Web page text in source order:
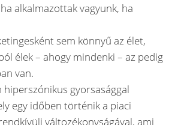
alkalmazottak vagyunk, ha
sem könnyű az élet,
élek – ahogy mindenki – az pedig
van.
hiperszónikus gyorsasággal
egy időben történik a piaci
változékonyságával, ami